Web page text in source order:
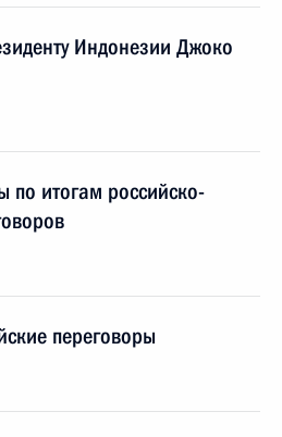
Индонезии Джоко
по итогам российско-
переговоры